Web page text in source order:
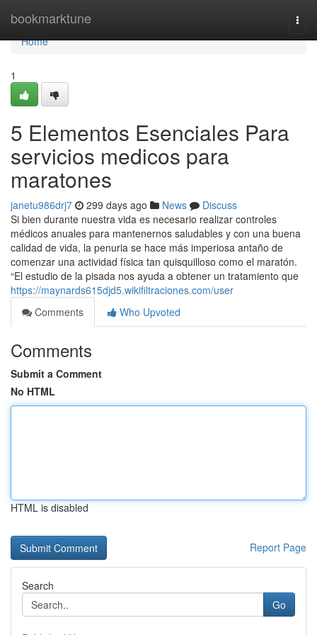
bookmarktune
Home
Home
1
5 Elementos Esenciales Para
servicios medicos para
maratones
janetu986drj7 299 days ago News
Discuss
Si bien durante nuestra vida es necesario realizar controles
médicos anuales para mantenernos saludables y con una buena
calidad de vida, la penuria se hace más imperiosa antaño de
comenzar una actividad física tan quisquilloso como el maratón.
“El estudio de la pisada nos ayuda a obtener un tratamiento que
https://maynards615djd5.wikifiltraciones.com/user
Comments
Who Upvoted
Comments
Submit a Comment
No HTML
HTML is disabled
Report Page
Search
Go